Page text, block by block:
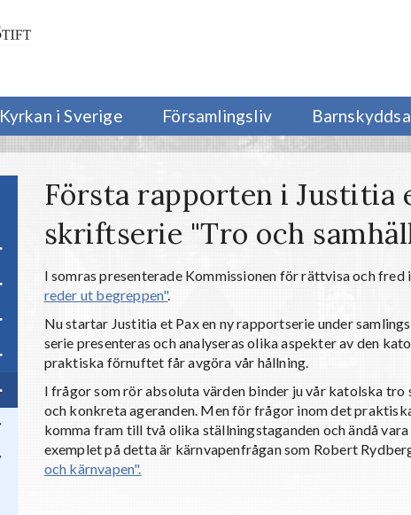
Kyrkan i Sverige Församlingsliv
Första rapporten i Justitia
skriftserie "Tro och
I somras presenterade Kommissionen för rättvisa och
reder ut begreppen".
Nu startar Justitia et Pax en ny rapportserie under
serie presenteras och analyseras olika aspekter av den
praktiska förnuftet får avgöra vår hållning.
I frågor som rör absoluta värden binder ju vår katolska
och konkreta ageranden. Men för frågor inom det
komma fram till två olika ställningstaganden och ändå
exemplet på detta är kärnvapenfrågan som Robert
och kärnvapen".